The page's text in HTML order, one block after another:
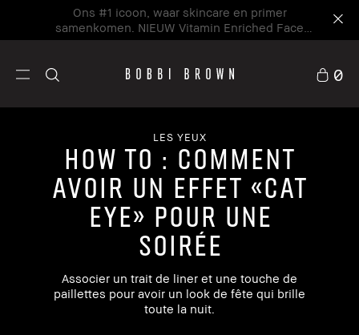
Ons #1 icoon, waar skincare en primer
samenkomen. NIEUW Vitamin Enriched Face
Base+
0
LES YEUX
HOW TO : COMMENT
AVOIR UN EFFET «CAT
EYE» POUR UNE
SOIRÉE
Associer un trait de liner et une touche de
paillettes pour avoir un look de fête qui brille
toute la nuit.